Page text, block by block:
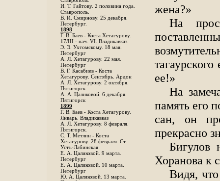
И. Т. Гайтову. 2 половина года.
Ставрополь.
В. И. Смирнову. 25 декабря.
Петербург.
1898
Г. В. Баев - Коста Хетагурову.
17/III - нач. VI. Владикавказ.
Э. Э. Ухтомскому. 18 мая.
Петербург
A. Л. Хетагурову. 22 мая.
Петербург
B. Г. Касабиев - Коста
Хетагурову. Сентябрь. Ардон
А. Л. Хетагурову. 2 октября.
Пятигорск
А. А. Цаликовой. 6 декабря.
Пятигорск
1899
Г. В. Баев - Коста Хетагурову.
Январь. Владикавказ
А. Л. Хетагурову. 8 февраля.
Пятигорск.
С. Т. Метлин - Коста
Хетагурову. 28 февраля. Ст.
Устъ-Лабинская
Е. А. Цаликовой. 9 марта.
Петербург
Е. А. Цаликовой. 10 марта.
Петербург
Ю. А. Цаликовой. 13 марта.
жена?»
На
ее!»
На
память его
сан, он
прекрасно
Бигулов
Хоранова к
Видя,